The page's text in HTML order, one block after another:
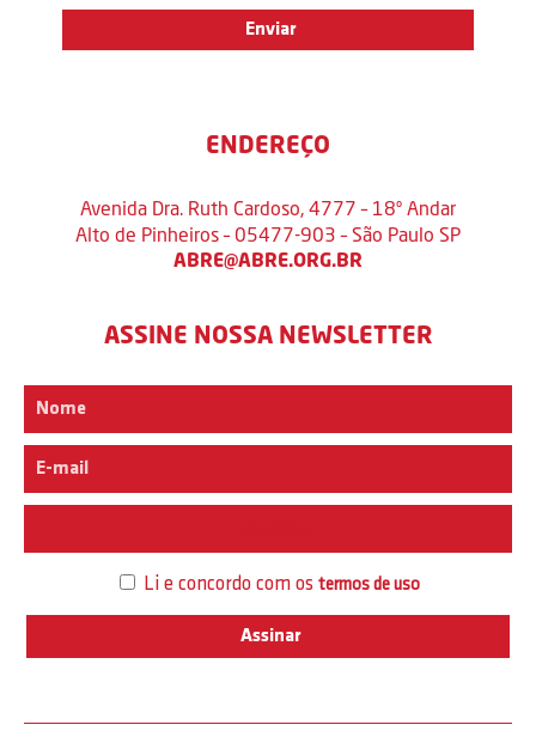
ENDEREÇO
Avenida Dra. Ruth Cardoso, 4777 – 18º Andar
Alto de Pinheiros – 05477-903 – São Paulo SP
ABRE@ABRE.ORG.BR
ASSINE NOSSA NEWSLETTER
Li e concordo com os termos de uso